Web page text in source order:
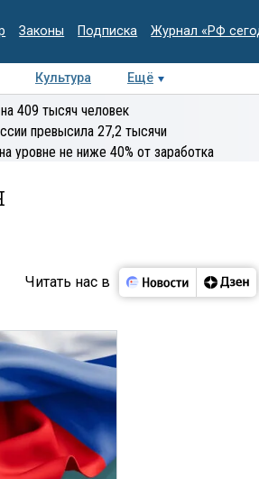
Законы Подписка Журнал «РФ
Культура Ещё
Колумнисты
409 тысяч человек
превысила 27,2 тысячи
уровне не ниже 40% от заработка
Читать нас в